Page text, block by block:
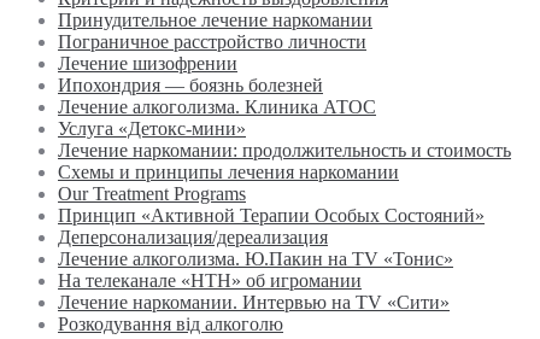
Принудительное лечение наркомании
Пограничное расстройство личности
Лечение шизофрении
Ипохондрия — боязнь болезней
Лечение алкоголизма. Клиника АТОС
Услуга «Детокс-мини»
Лечение наркомании: продолжительность и стоимость
Схемы и принципы лечения наркомании
Our Treatment Programs
Принцип «Активной Терапии Особых Состояний»
Деперсонализация/дереализация
Лечение алкоголизма. Ю.Пакин на TV «Тонис»
На телеканале «НТН» об игромании
Лечение наркомании. Интервью на TV «Сити»
Розкодування від алкоголю